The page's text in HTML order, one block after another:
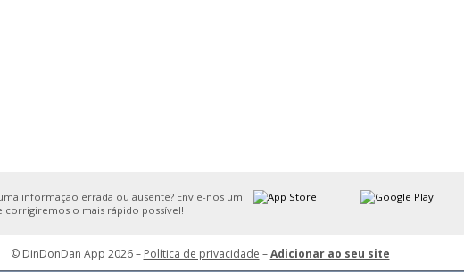
informação errada ou ausente? Envie-nos um
corrigiremos o mais rápido possível!
© DinDonDan App 2026 – Política de privacidade –Adicionar ao seu site